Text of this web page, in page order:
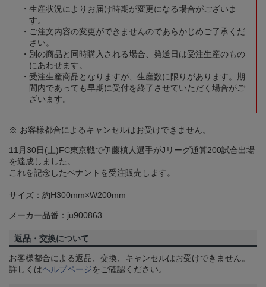
生産状況によりお届け時期が変更になる場合がございま
す。
ご注文内容の変更ができませんのであらかじめご了承くだ
さい。
別の商品と同時購入される場合、発送日は受注生産のもの
にあわせます。
受注生産商品となりますが、生産数に限りがあります。期
間内であっても早期に受付を終了させていただく場合がご
ざいます。
※ お客様都合によるキャンセルはお受けできません。
11月30日(土)FC東京戦で伊藤槙人選手がJリーグ通算200試合出場
を達成しました。
これを記念したペナントを受注販売します。
サイズ：約H300mm×W200mm
メーカー品番：ju900863
返品・交換について
お客様都合による返品、交換、キャンセルはお受けできません。
詳しくはヘルプページをご確認ください。